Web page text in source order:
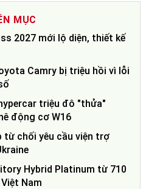
MỤC
2027 mới lộ diện, thiết kế
Camry bị triệu hồi vì lỗi
triệu đô "thửa"
động cơ W16
từ chối yêu cầu viện trợ
Hybrid Platinum từ 710
Nam